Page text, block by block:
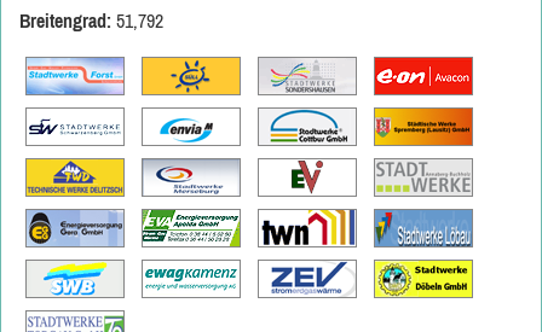
Breitengrad: 51,792